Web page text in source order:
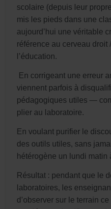
scolaire (depuis leur
mis les pieds dans une
aujourd’hui une véritable
référence au cerveau droit
l’éducation.
En corrigeant une erreur
viennent parfois à
pédagogiques utiles —
plier au laboratoire.
En voulant purifier le
des outils utiles, sans
hétérogène un lundi matin
Résultat : pendant que le
laboratoires, les
d’observer sur le terrain